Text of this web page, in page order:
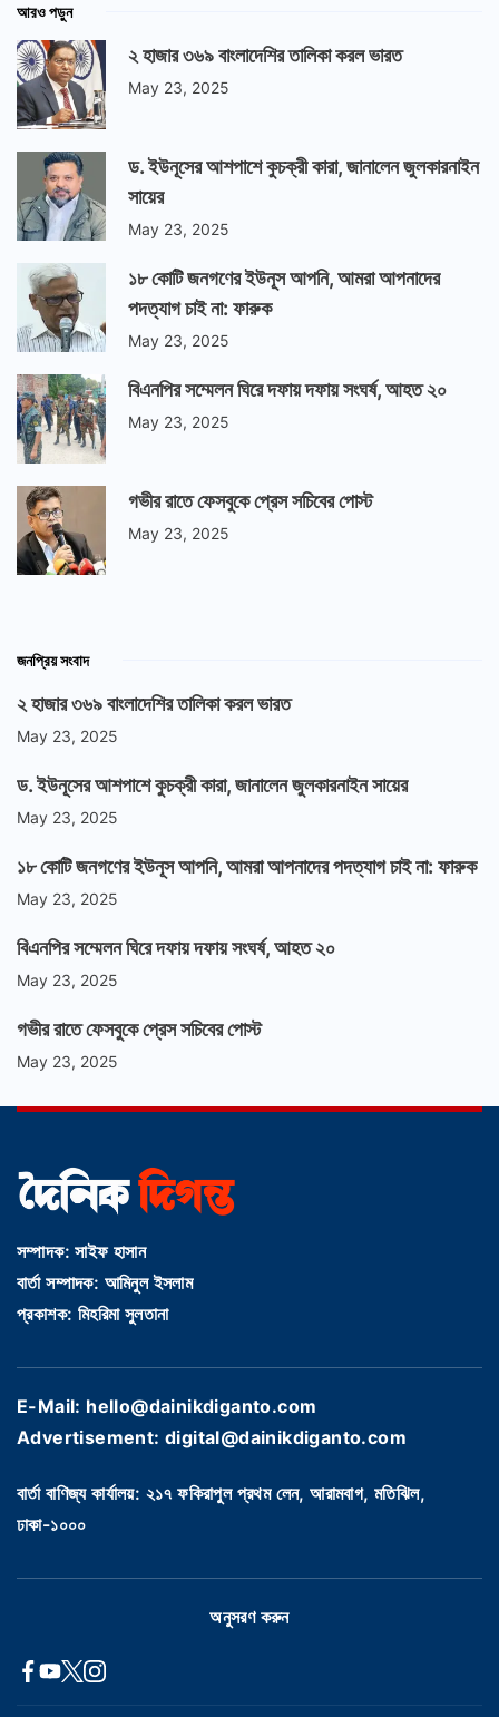
আরও পড়ুন
২ হাজার ৩৬৯ বাংলাদেশির তালিকা করল ভারত
May 23, 2025
ড. ইউনূসের আশপাশে কুচক্রী কারা, জানালেন জুলকারনাইন
সায়ের
May 23, 2025
১৮ কোটি জনগণের ইউনূস আপনি, আমরা আপনাদের
পদত্যাগ চাই না: ফারুক
May 23, 2025
বিএনপির সম্মেলন ঘিরে দফায় দফায় সংঘর্ষ, আহত ২০
May 23, 2025
গভীর রাতে ফেসবুকে প্রেস সচিবের পোস্ট
May 23, 2025
জনপ্রিয় সংবাদ
২ হাজার ৩৬৯ বাংলাদেশির তালিকা করল ভারত
May 23, 2025
ড. ইউনূসের আশপাশে কুচক্রী কারা, জানালেন জুলকারনাইন সায়ের
May 23, 2025
১৮ কোটি জনগণের ইউনূস আপনি, আমরা আপনাদের পদত্যাগ চাই না: ফারুক
May 23, 2025
বিএনপির সম্মেলন ঘিরে দফায় দফায় সংঘর্ষ, আহত ২০
May 23, 2025
গভীর রাতে ফেসবুকে প্রেস সচিবের পোস্ট
May 23, 2025
সম্পাদক: সাইফ হাসান
বার্তা সম্পাদক: আমিনুল ইসলাম
প্রকাশক: মিহরিমা সুলতানা
E-Mail: hello@dainikdiganto.com
Advertisement: digital@dainikdiganto.com
বার্তা বাণিজ্য কার্যালয়: ২১৭ ফকিরাপুল প্রথম লেন, আরামবাগ, মতিঝিল,
ঢাকা-১০০০
অনুসরণ করুন